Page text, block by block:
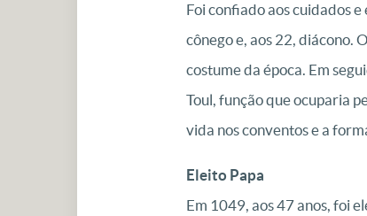
Foi confiado aos cuidados
cônego e, aos 22, diácono.
costume da época. Em
Toul, função que ocuparia
vida nos conventos e a
Eleito Papa
Em 1049, aos 47 anos, foi